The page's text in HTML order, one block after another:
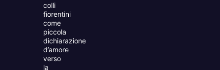
colli
fiorentini
come
piccola
dichiarazione
d’amore
verso
la